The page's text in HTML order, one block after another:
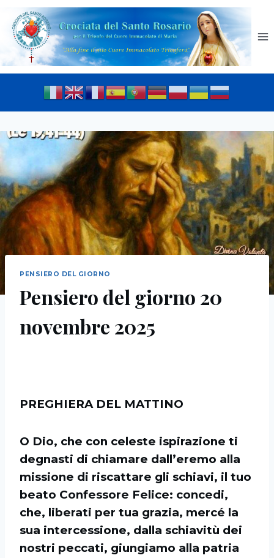
PENSIERO DEL GIORNO
Pensiero del giorno 20
novembre 2025
PREGHIERA DEL MATTINO
O Dio, che con celeste ispirazione ti
degnasti di chiamare dall’eremo alla
missione di riscattare gli schiavi, il tuo
beato Confessore Felice: concedi,
che, liberati per tua grazia, mercé la
sua intercessione, dalla schiavitù dei
nostri peccati, giungiamo alla patria